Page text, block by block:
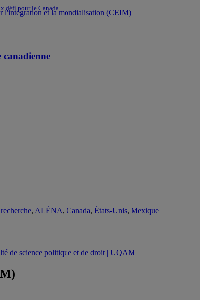
défi pour le Canada
l'intégration et la mondialisation (CEIM)
canadienne
, ALÉNA, Canada, États-Unis, Mexique